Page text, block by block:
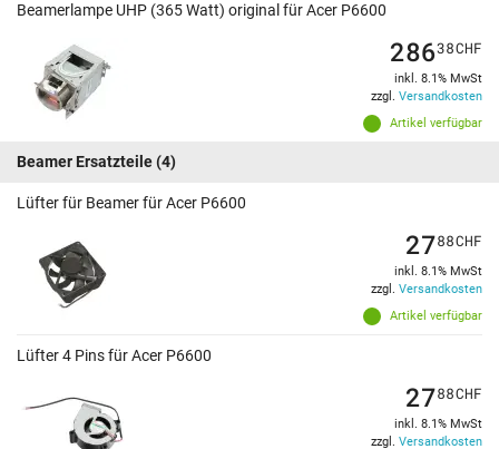
Beamerlampe UHP (365 Watt) original für Acer P6600
Artikel verfügbar
28638CHF
inkl. 8.1% MwSt
zzgl. Versandkosten
Beamer Ersatzteile(4)
Lüfter für Beamer für Acer P6600
Artikel verfügbar
2788CHF
inkl. 8.1% MwSt
zzgl. Versandkosten
Lüfter 4 Pins für Acer P6600
2788CHF
inkl. 8.1% MwSt
zzgl. Versandkosten